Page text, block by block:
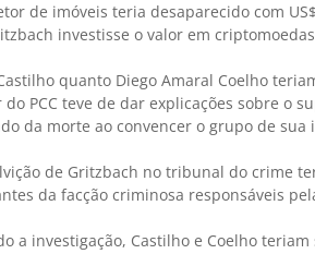
de imóveis teria desaparecido com
investisse o valor em
quanto Diego Amaral Coelho
PCC teve de dar explicações sobre o
da morte ao convencer o grupo de sua
de Gritzbach no tribunal do crime
da facção criminosa responsáveis
a investigação, Castilho e Coelho